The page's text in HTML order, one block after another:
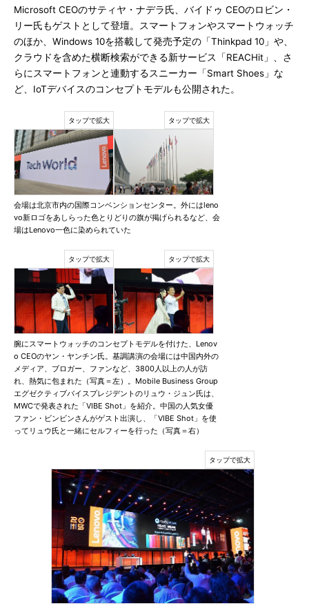
Microsoft CEOのサティヤ・ナデラ氏、バイドゥ CEOのロビン・
リー氏もゲストとして登壇。スマートフォンやスマートウォッチ
のほか、Windows 10を搭載して発売予定の「Thinkpad 10」や、
クラウドを含めた横断検索ができる新サービス「REACHit」、さ
らにスマートフォンと連動するスニーカー「Smart Shoes」な
ど、IoTデバイスのコンセプトモデルも公開された。
会場は北京市内の国際コンベンションセンター。外にはleno
vo新ロゴをあしらった色とりどりの旗が掲げられるなど、会
場はLenovo一色に染められていた
腕にスマートウォッチのコンセプトモデルを付けた、Lenov
o CEOのヤン・ヤンチン氏。基調講演の会場には中国内外の
メディア、ブロガー、ファンなど、3800人以上の人が訪
れ、熱気に包まれた（写真＝左）。Mobile Business Group
エグゼクティブバイスプレジデントのリュウ・ジュン氏は、
MWCで発表された「VIBE Shot」を紹介。中国の人気女優
ファン・ビンビンさんがゲスト出演し、「VIBE Shot」を使
ってリュウ氏と一緒にセルフィーを行った（写真＝右）